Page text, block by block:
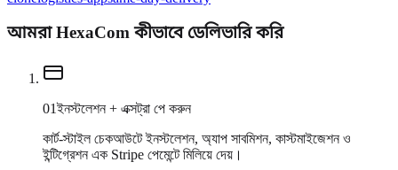
আমরা HexaCom কীভাবে ডেলিভারি করি
01ইনস্টলেশন + এক্সট্রা পে করুন
কার্ট-স্টাইল চেকআউটে ইনস্টলেশন, অ্যাপ সাবমিশন, কাস্টমাইজেশন ও
ইন্টিগ্রেশন এক Stripe পেমেন্টে মিলিয়ে দেয়।